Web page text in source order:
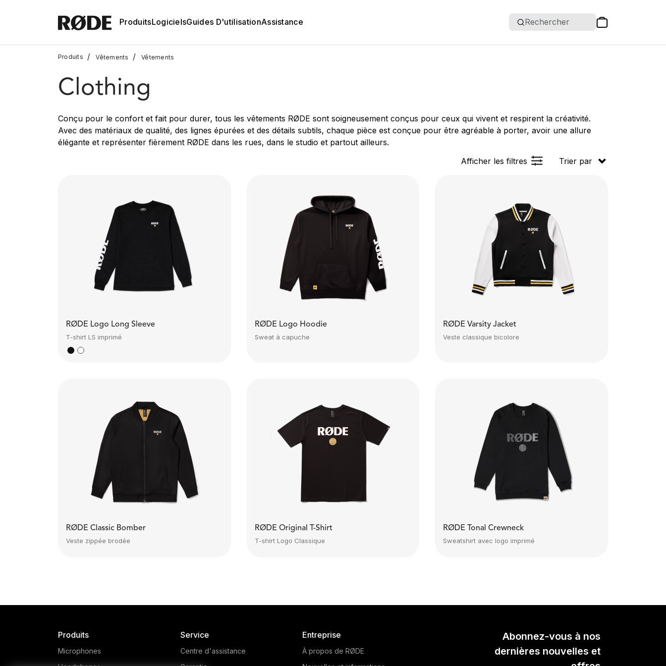
ProduitsLogicielsGuides D'utilisationAssistance Rechercher
Produits / Vêtements / Vêtements
Clothing
Conçu pour le confort et fait pour durer, tous les vêtements RØDE sont soigneusement conçus pour ceux qui vivent et respirent la créativité.
Avec des matériaux de qualité, des lignes épurées et des détails subtils, chaque pièce est conçue pour être agréable à porter, avoir une allure
élégante et représenter fièrement RØDE dans les rues, dans le studio et partout ailleurs.
Afficher les filtres
Trier par
RØDE Logo Long Sleeve
T-shirt LS imprimé
RØDE Logo Hoodie
Sweat à capuche
RØDE Varsity Jacket
Veste classique bicolore
RØDE Classic Bomber
Veste zippée brodée
RØDE Original T-Shirt
T-shirt Logo Classique
RØDE Tonal Crewneck
Sweatshirt avec logo imprimé
Abonnez-vous à nos
dernières nouvelles et
Produits
Microphones
Service
Centre d'assistance
Entreprise
À propos de RØDE